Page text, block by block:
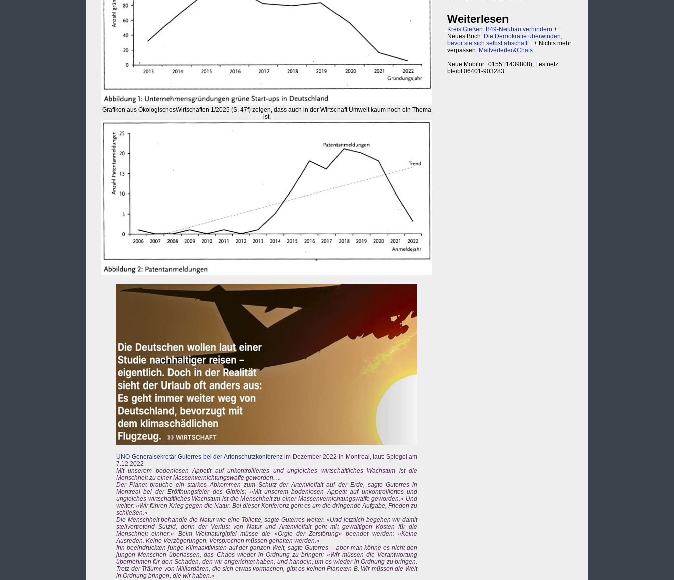
Grafiken aus ÖkologischesWirtschaften 1/2025 (S. 47f) zeigen, dass auch in der Wirtschaft Umwelt kaum noch ein Thema
ist.
UNO-Generalsekretär Guterres bei der Artenschutzkonferenzim Dezember 2022 in Montreal, laut: Spiegel am
7.12.2022
Mit unserem bodenlosen Appetit auf unkontrolliertes und ungleiches wirtschaftliches Wachstum ist die
Menschheit zu einer Massenvernichtungswaffe geworden. ...
Der Planet brauche ein starkes Abkommen zum Schutz der Artenvielfalt auf der Erde, sagte Guterres in
Montreal bei der Eröffnungsfeier des Gipfels: »Mit unserem bodenlosen Appetit auf unkontrolliertes und
ungleiches wirtschaftliches Wachstum ist die Menschheit zu einer Massenvernichtungswaffe geworden.« Und
weiter: »Wir führen Krieg gegen die Natur. Bei dieser Konferenz geht es um die dringende Aufgabe, Frieden zu
schließen.«
Die Menschheit behandle die Natur wie eine Toilette, sagte Guterres weiter. »Und letztlich begehen wir damit
stellvertretend Suizid, denn der Verlust von Natur und Artenvielfalt geht mit gewaltigen Kosten für die
Menschheit einher.« Beim Weltnaturgipfel müsse die »Orgie der Zerstörung« beendet werden: »Keine
Ausreden. Keine Verzögerungen. Versprechen müssen gehalten werden.«
Ihn beeindruckten junge Klimaaktivisten auf der ganzen Welt, sagte Guterres – aber man könne es nicht den
jungen Menschen überlassen, das Chaos wieder in Ordnung zu bringen: »Wir müssen die Verantwortung
übernehmen für den Schaden, den wir angerichtet haben, und handeln, um es wieder in Ordnung zu bringen.
Trotz der Träume von Milliardären, die sich etwas vormachen, gibt es keinen Planeten B. Wir müssen die Welt
in Ordnung bringen, die wir haben.«
Weiterlesen
Kreis Gießen: B49-Neubau verhindern ++
Neues Buch: Die Demokratie überwinden,
bevor sie sich selbst abschafft++ Nichts mehr
verpassen: Mailverteiler&Chats
Neue Mobilnr.: 015511439808), Festnetz
bleibt 06401-903283